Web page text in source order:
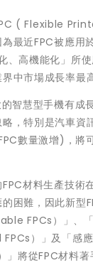
( Flexible
最近FPC被應用
、高機能化」所
中市場成長率最
慧型手機有成
，特別是汽車資
數量激增)，將
材料生產技術
困難，因此新型
FPCs）」、
）」及「感應
將從FPC材料著